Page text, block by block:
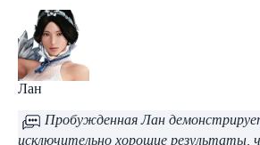
Лан
Пробужденная Лан
исключительно хорошие результаты,